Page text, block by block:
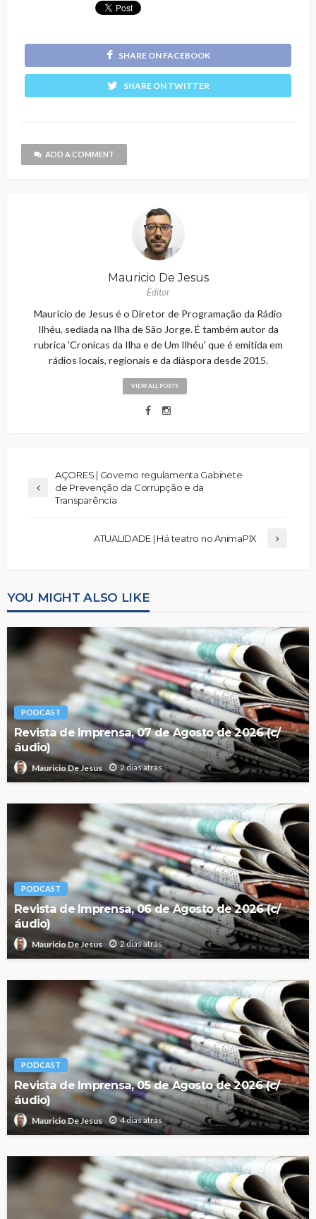
SHARE ON FACEBOOK
SHARE ON TWITTER
ADD A COMMENT
Mauricio De Jesus
Editor
Maurício de Jesus é o Diretor de Programação da Rádio
Ilhéu, sediada na Ilha de São Jorge. É também autor da
rubrica 'Cronicas da Ilha e de Um Ilhéu' que é emitida em
rádios locais, regionais e da diáspora desde 2015.
VIEW ALL POSTS
AÇORES | Governo regulamenta Gabinete
de Prevenção da Corrupção e da
Transparência
ATUALIDADE | Há teatro no AnimaPIX
YOU MIGHT ALSO LIKE
PODCAST
Revista de Imprensa, 07 de Agosto de 2026 (c/
áudio)
Mauricio De Jesus 2 dias atrás
PODCAST
Revista de Imprensa, 06 de Agosto de 2026 (c/
áudio)
Mauricio De Jesus 2 dias atrás
PODCAST
Revista de Imprensa, 05 de Agosto de 2026 (c/
áudio)
Mauricio De Jesus 4 dias atrás